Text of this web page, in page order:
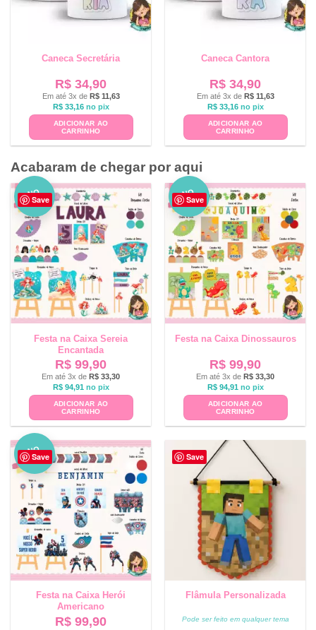
Caneca Secretária
R$ 34,90
Em até 3x de R$11,63
R$33,16 no pix
ADICIONAR AO
CARRINHO
Caneca Cantora
R$ 34,90
Em até 3x de R$11,63
R$33,16 no pix
ADICIONAR AO
CARRINHO
Acabaram de chegar por aqui
Save
NO
VO
Festa na Caixa Sereia
Encantada
R$ 99,90
Em até 3x de R$ 33,30
R$94,91 no pix
ADICIONAR AO
CARRINHO
Save
NO
VO
Festa na Caixa Dinossauros
R$ 99,90
Em até 3x de R$ 33,30
R$94,91 no pix
ADICIONAR AO
CARRINHO
Save
NO
VO
Festa na Caixa Herói
Americano
R$ 99,90
Save
Flâmula Personalizada
Pode ser feito em qualquer tema